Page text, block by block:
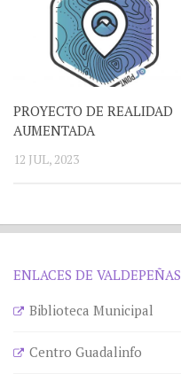
PROYECTO DE REALIDAD
AUMENTADA
12 JUL, 2023
ENLACES DE
Biblioteca Municipal
Centro Guadalinfo